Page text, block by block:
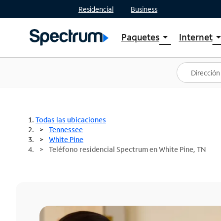
Residencial Business
Paquetesarrow_drop_down
Ver paquetes
Spectrum One
Mejores ofertas
Internetarrow_drop_down
Planes
Todas las ubicaciones
Tennessee
White Pine
Teléfono residencial Spectrum en White Pine, TN